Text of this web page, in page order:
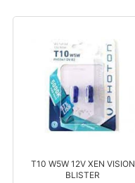
T10 W5W 12V XEN VISION
BLISTER